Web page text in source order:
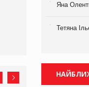
Яна
Тетяна